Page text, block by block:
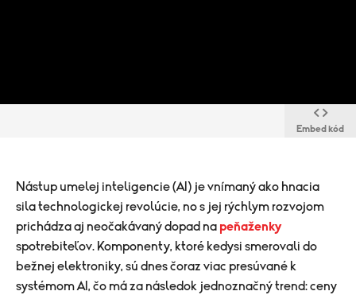
Embed kód
Nástup umelej inteligencie (AI) je vnímaný ako hnacia
sila technologickej revolúcie, no s jej rýchlym rozvojom
prichádza aj neočakávaný dopad na peňaženky
spotrebiteľov. Komponenty, ktoré kedysi smerovali do
bežnej elektroniky, sú dnes čoraz viac presúvané k
systémom AI, čo má za následok jednoznačný trend: ceny